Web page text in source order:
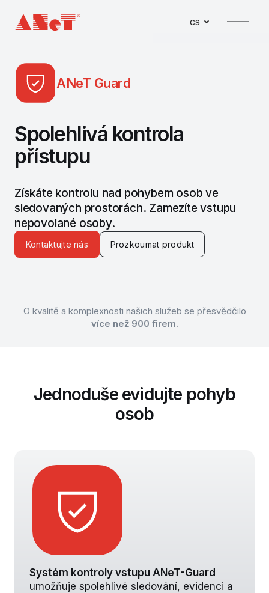
Menu
cs
ANeT Guard
Spolehlivá kontrola
přístupu
Získáte kontrolu nad pohybem osob ve
sledovaných prostorách. Zamezíte vstupu
nepovolané osoby.
Kontaktujte nás Prozkoumat produkt
O kvalitě a komplexnosti našich služeb se přesvědčilo
více než 900 firem.
Jednoduše evidujte pohyb
osob
Systém kontroly vstupu ANeT-Guard
umožňuje spolehlivé sledování, evidenci a